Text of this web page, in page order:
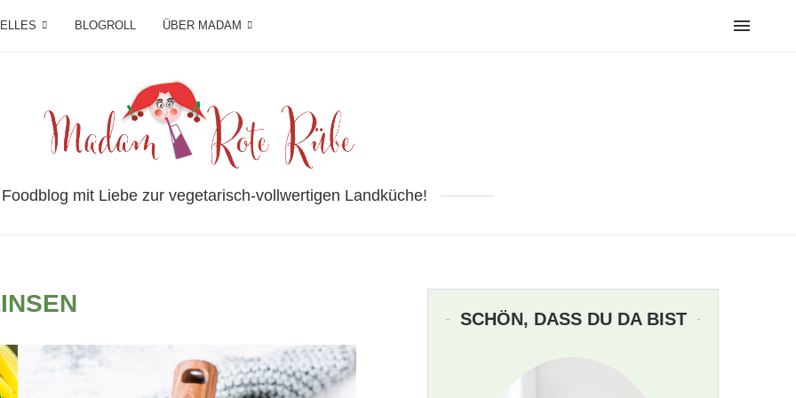
BLOGROLL ÜBER MADAM
mit Liebe zur vegetarisch-vollwertigen Landküche!
SCHÖN, DASS DU DA BIST